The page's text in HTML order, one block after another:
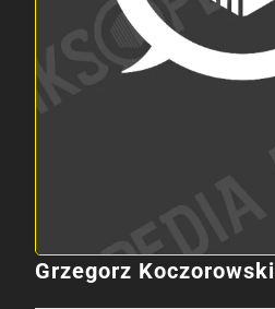
Grzegorz Koczorowski